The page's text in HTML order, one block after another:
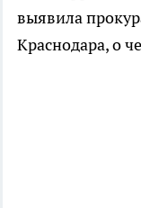
выявила
Краснодара, о